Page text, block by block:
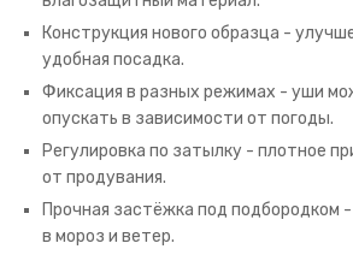
Конструкция нового образца -
удобная посадка.
Фиксация в разных режимах - уши
опускать в зависимости от погоды.
Регулировка по затылку - плотное
от продувания.
Прочная застёжка под подбородком
в мороз и ветер.